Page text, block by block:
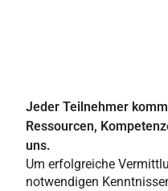
Jeder Teilnehmer
Ressourcen,
uns.
Um erfolgreiche
notwendigen